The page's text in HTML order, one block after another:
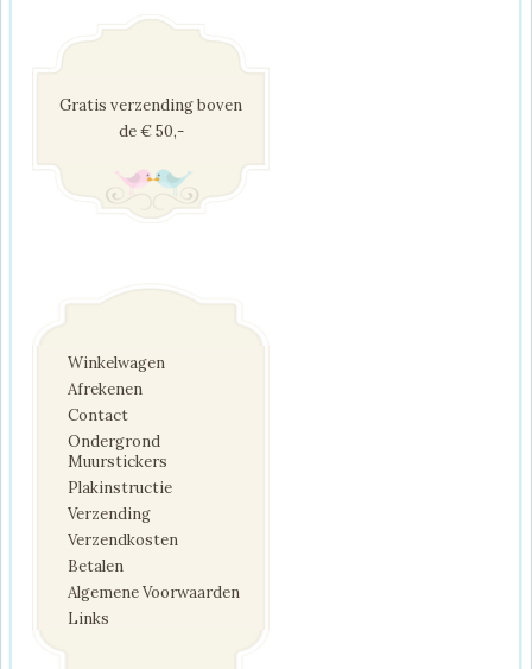
Gratis verzending boven
de € 50,-
Winkelwagen
Afrekenen
Contact
Ondergrond
Muurstickers
Plakinstructie
Verzending
Verzendkosten
Betalen
Algemene Voorwaarden
Links